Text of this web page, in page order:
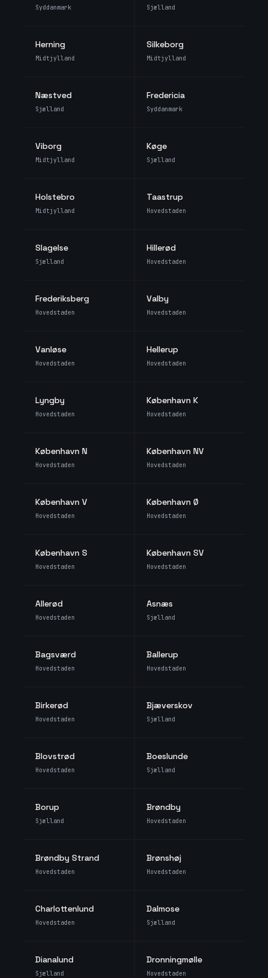
Syddanmark Sjælland
Herning
Midtjylland
Silkeborg
Midtjylland
Næstved
Sjælland
Fredericia
Syddanmark
Viborg
Midtjylland
Køge
Sjælland
Holstebro
Midtjylland
Taastrup
Hovedstaden
Slagelse
Sjælland
Hillerød
Hovedstaden
Frederiksberg
Hovedstaden
Valby
Hovedstaden
Vanløse
Hovedstaden
Hellerup
Hovedstaden
Lyngby
Hovedstaden
København K
Hovedstaden
København N
Hovedstaden
København NV
Hovedstaden
København V
Hovedstaden
København Ø
Hovedstaden
København S
Hovedstaden
København SV
Hovedstaden
Allerød
Hovedstaden
Asnæs
Sjælland
Bagsværd
Hovedstaden
Ballerup
Hovedstaden
Birkerød
Hovedstaden
Bjæverskov
Sjælland
Blovstrød
Hovedstaden
Boeslunde
Sjælland
Borup
Sjælland
Brøndby
Hovedstaden
Brøndby Strand
Hovedstaden
Brønshøj
Hovedstaden
Charlottenlund
Hovedstaden
Dalmose
Sjælland
Dianalund
Sjælland
Dronningmølle
Hovedstaden